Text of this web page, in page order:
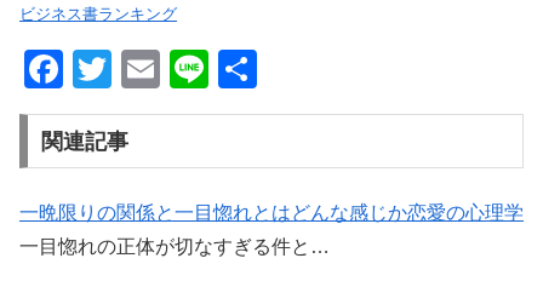
ビジネス書ランキング
F
a
c
b
o
T
wi
tt
E
m
Li
n
有
関連記事
一晩限りの関係と一目惚れとはどんな感じか恋愛の心理学
一目惚れの正体が切なすぎる件と…